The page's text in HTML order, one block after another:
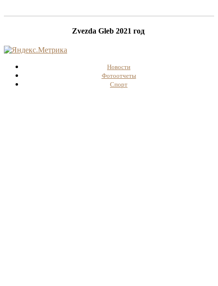
Zvezda Gleb 2021 год
Новости
Фотоотчеты
Спорт